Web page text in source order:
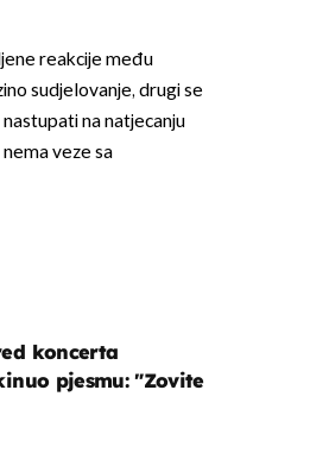
reakcije među
sudjelovanje, drugi se
na natjecanju
veze sa
koncerta
pjesmu: "Zovite